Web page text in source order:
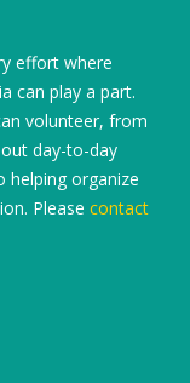
effort where
can play a part.
volunteer, from
day-to-day
helping organize
Please contact